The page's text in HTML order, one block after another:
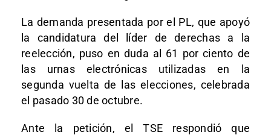
La demanda presentada por el PL, que apoyó
la candidatura del líder de derechas a la
reelección, puso en duda al 61 por ciento de
las urnas electrónicas utilizadas en la
segunda vuelta de las elecciones, celebrada
el pasado 30 de octubre.
Ante la petición, el TSE respondió que